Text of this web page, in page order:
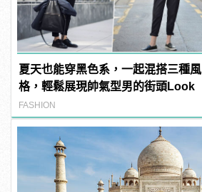
夏天也能穿黑色系，一起混搭三種風
格，輕鬆展現帥氣型男的街頭Look
FASHION